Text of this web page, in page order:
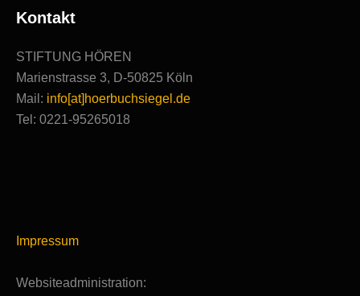
Kontakt
STIFTUNG HÖREN
Marienstrasse 3, D-50825 Köln
Mail: info[at]hoerbuchsiegel.de
Tel: 0221-95265018
Impressum
Websiteadministration: